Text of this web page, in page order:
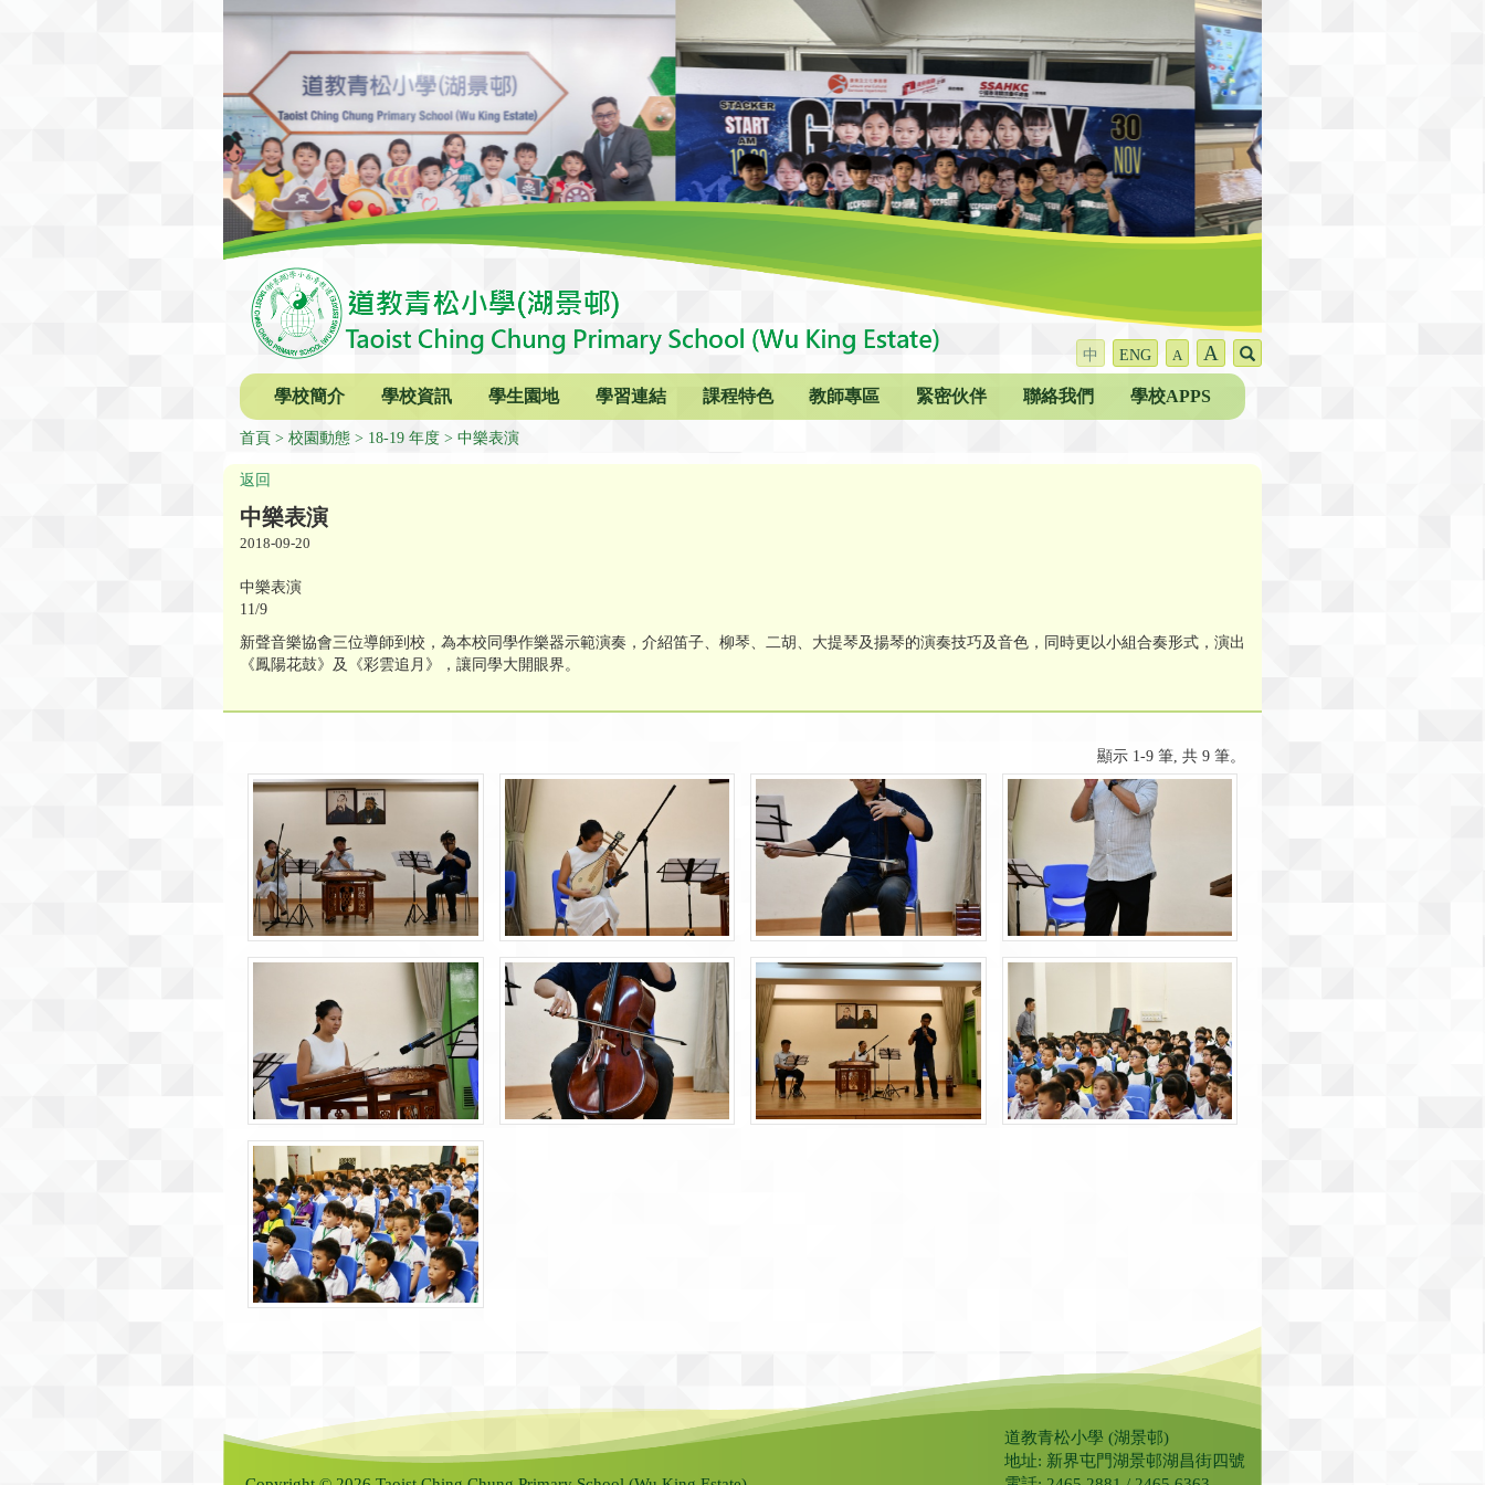
中 ENG A A
學校簡介 學校資訊 學生園地 學習連結 課程特色 教師專區 緊密伙伴 聯絡我們 學校APPS
首頁 校園動態 18-19 年度 中樂表演
返回
中樂表演
2018-09-20
中樂表演
11/9
新聲音樂協會三位導師到校，為本校同學作樂器示範演奏，介紹笛子、柳琴、二胡、大提琴及揚琴的演奏技巧及音色，同時更以小組合奏形式，演出
《鳳陽花鼓》及《彩雲追月》，讓同學大開眼界。
顯示 1-9 筆, 共 9 筆。
道教青松小學 (湖景邨)
地址: 新界屯門湖景邨湖昌街四號